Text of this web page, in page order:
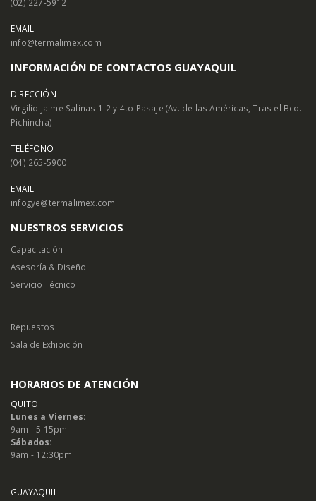
EMAIL
info@termalimex.com
INFORMACIÓN DE CONTACTOS GUAYAQUIL
DIRECCIÓN
Virgilio Jaime Salinas 1-2 y 4to Pasaje (Av. de las Américas, Tras el Bco.
Pichincha)
TELÉFONO
(04) 265-5900
EMAIL
infogye@termalimex.com
NUESTROS SERVICIOS
Capacitación
Asesoría & Diseño
Servicio Técnico
Repuestos
Sala de Exhibición
HORARIOS DE ATENCIÓN
QUITO
Lunes a Viernes:
9am - 5:15pm
Sábados:
9am - 12:30pm
GUAYAQUIL